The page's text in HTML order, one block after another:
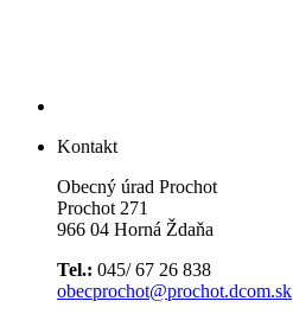
Kontakt
Obecný úrad Prochot
Prochot 271
966 04 Horná Ždaňa
Tel.: 045/ 67 26 838
obecprochot@prochot.dcom.sk